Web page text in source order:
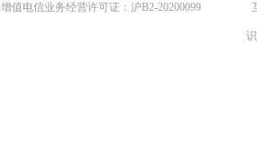
增值电信业务经营许可证：沪B2-20200099